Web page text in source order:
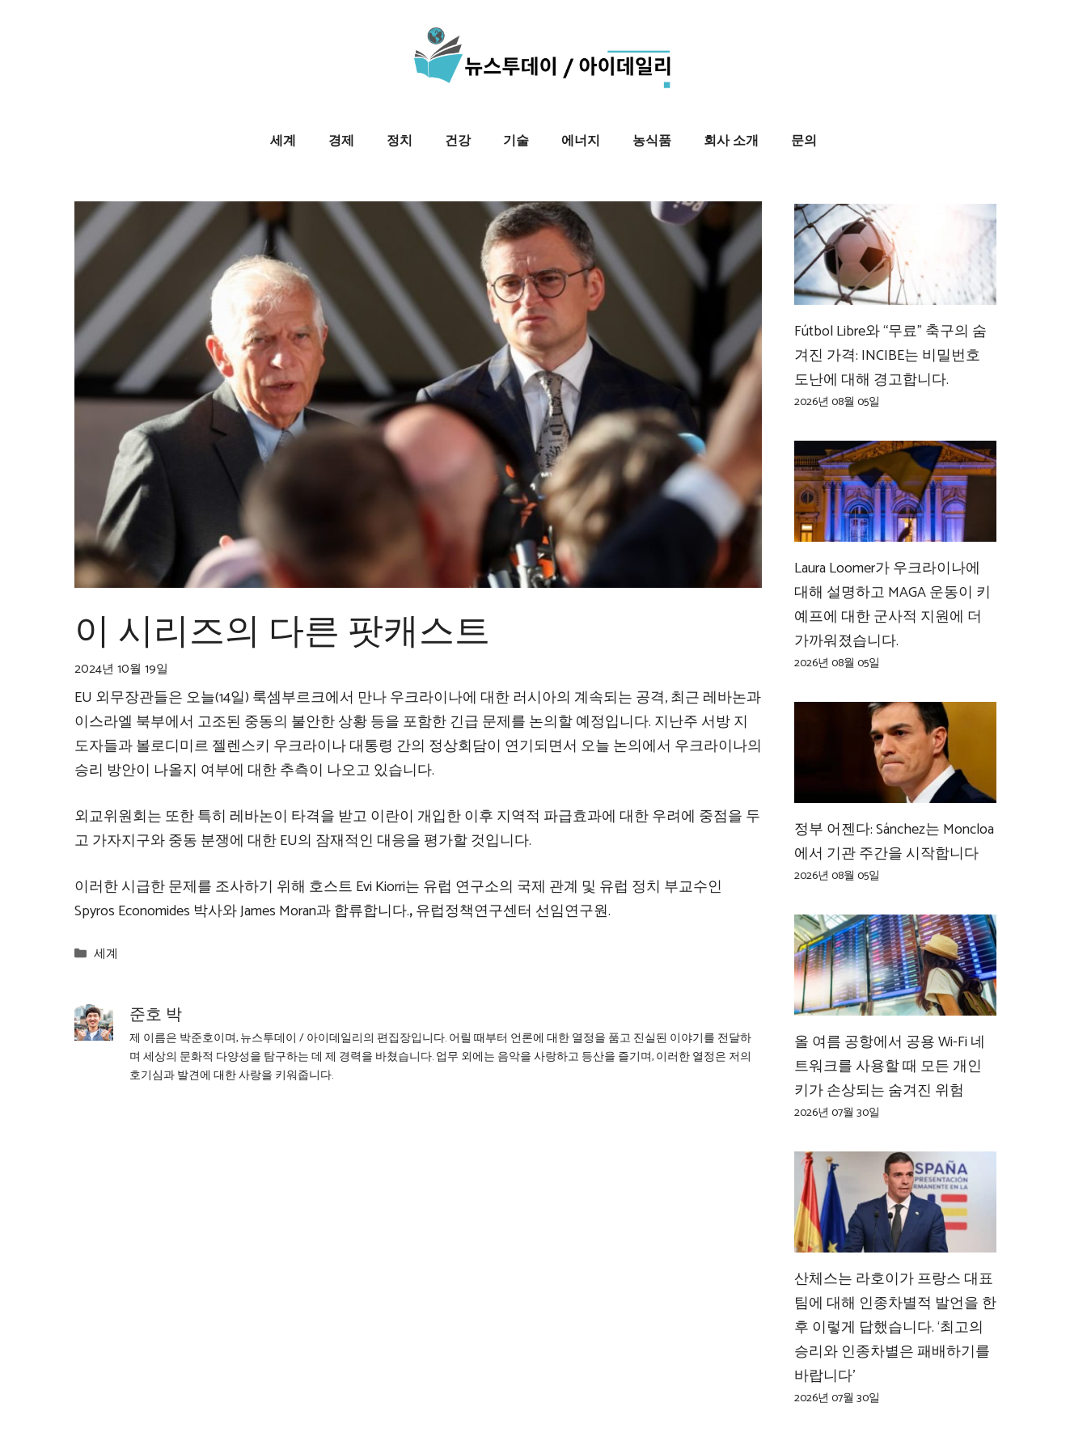
세계 경제 정치 건강 기술 에너지 농식품 회사 소개 문의
이 시리즈의 다른 팟캐스트
2024년 10월 19일
EU 외무장관들은 오늘(14일) 룩셈부르크에서 만나 우크라이나에 대한 러시아의 계속되는 공격, 최근 레바논과
이스라엘 북부에서 고조된 중동의 불안한 상황 등을 포함한 긴급 문제를 논의할 예정입니다. 지난주 서방 지
도자들과 볼로디미르 젤렌스키 우크라이나 대통령 간의 정상회담이 연기되면서 오늘 논의에서 우크라이나의
승리 방안이 나올지 여부에 대한 추측이 나오고 있습니다.
외교위원회는 또한 특히 레바논이 타격을 받고 이란이 개입한 이후 지역적 파급효과에 대한 우려에 중점을 두
고 가자지구와 중동 분쟁에 대한 EU의 잠재적인 대응을 평가할 것입니다.
이러한 시급한 문제를 조사하기 위해 호스트 Evi Kiorri는 유럽 연구소의 국제 관계 및 유럽 정치 부교수인
Spyros Economides 박사와 James Moran과 합류합니다.,유럽정책연구센터 선임연구원.
Categories
세계
준호 박
제 이름은 박준호이며, 뉴스투데이 / 아이데일리의 편집장입니다. 어릴 때부터 언론에 대한 열정을 품고 진실된 이야기를 전달하
며 세상의 문화적 다양성을 탐구하는 데 제 경력을 바쳤습니다. 업무 외에는 음악을 사랑하고 등산을 즐기며, 이러한 열정은 저의
호기심과 발견에 대한 사랑을 키워줍니다.
Fútbol Libre와 “무료” 축구의 숨
겨진 가격: INCIBE는 비밀번호
도난에 대해 경고합니다.
2026년 08월 05일
Laura Loomer가 우크라이나에
대해 설명하고 MAGA 운동이 키
예프에 대한 군사적 지원에 더
가까워졌습니다.
2026년 08월 05일
정부 어젠다: Sánchez는 Moncloa
에서 기관 주간을 시작합니다
2026년 08월 05일
올 여름 공항에서 공용 Wi-Fi 네
트워크를 사용할 때 모든 개인
키가 손상되는 숨겨진 위험
2026년 07월 30일
산체스는 라호이가 프랑스 대표
팀에 대해 인종차별적 발언을 한
후 이렇게 답했습니다. ‘최고의
승리와 인종차별은 패배하기를
바랍니다’
2026년 07월 30일